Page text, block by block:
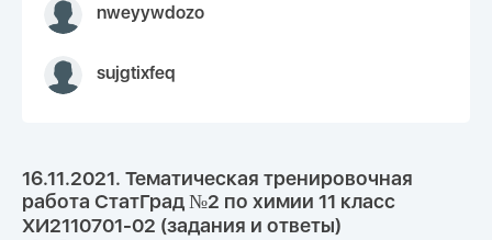
nweyywdozo
sujgtixfeq
16.11.2021. Тематическая тренировочная
работа СтатГрад №2 по химии 11 класс
ХИ2110701-02 (задания и ответы)